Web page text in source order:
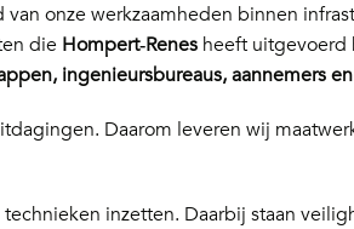
onze werkzaamheden binnen
die Hompert‑Renesheeft uitgevoerd
ingenieursbureaus, aannemers
Daarom leveren wij
inzetten. Daarbij staan